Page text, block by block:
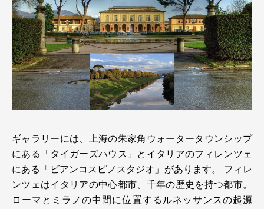
ギャラリーには、上海の朱家角ウォータータウンシップ
にある「タイガーズハウス」とイタリアのフィレンツェ
にある「ビアンコスピノスタジオ」があります。 フィレ
ンツェはイタリアの中心都市、千年の歴史を持つ都市。
ローマとミラノの中間に位置するルネッサンスの起源